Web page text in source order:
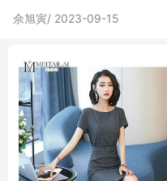
佘旭寅/ 2023-09-15